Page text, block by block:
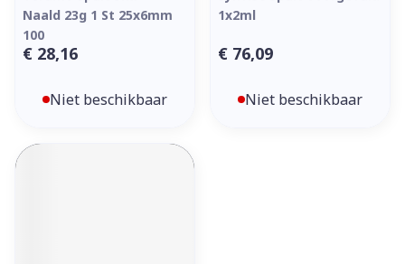
Naald 23g 1 St 25x6mm
100
€ 28,16
Niet beschikbaar
1x2ml
€ 76,09
Niet beschikbaar